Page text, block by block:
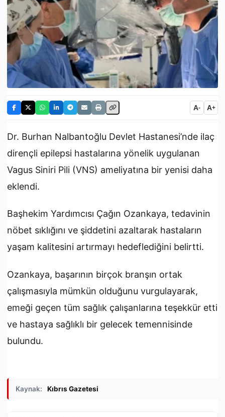
A- A+
Dr. Burhan Nalbantoğlu Devlet Hastanesi’nde ilaç
dirençli epilepsi hastalarına yönelik uygulanan
Vagus Siniri Pili (VNS) ameliyatına bir yenisi daha
eklendi.
Başhekim Yardımcısı Çağın Ozankaya, tedavinin
nöbet sıklığını ve şiddetini azaltarak hastaların
yaşam kalitesini artırmayı hedeflediğini belirtti.
Ozankaya, başarının birçok branşın ortak
çalışmasıyla mümkün olduğunu vurgulayarak,
emeği geçen tüm sağlık çalışanlarına teşekkür etti
ve hastaya sağlıklı bir gelecek temennisinde
bulundu.
Kaynak: Kıbrıs Gazetesi